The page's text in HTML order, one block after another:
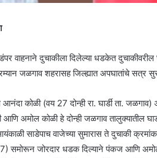
वाहनाने दुचाकीला दिलेल्या धडकेत दुचाकीवरील
जळगाव शहरासह जिल्ह्यात अपघातांचे सत्र
कोळी (वय 27 दोन्ही रा. घार्डी ता.
आणि अमोल कोळी हे दोन्ही जळगाव तालुक्यातील
साडेपाच वाजेच्या सुमारास ते दुचाकी
जोरदार धडक दिल्याने पंकज आणि अमोल